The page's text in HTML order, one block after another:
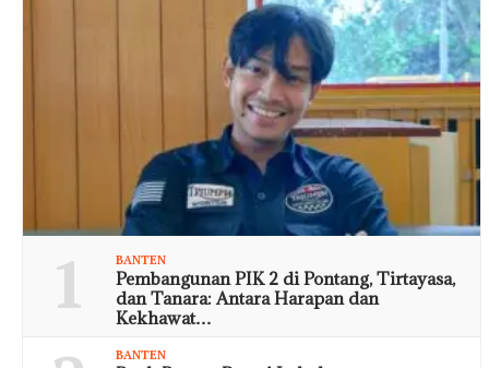
1 BANTEN
Pembangunan PIK 2 di Pontang, Tirtayasa,
dan Tanara: Antara Harapan dan
Kekhawat…
BANTEN